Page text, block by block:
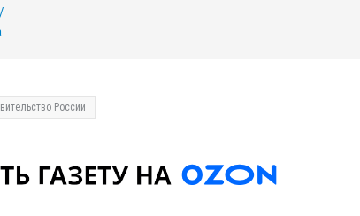
России